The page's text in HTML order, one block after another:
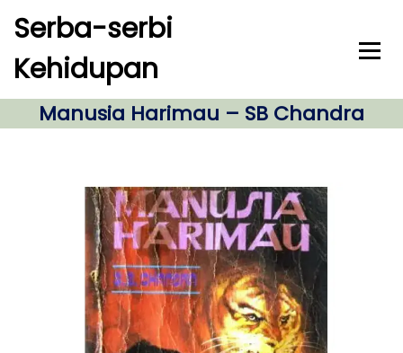
c
Serba-serbi
Kehidupan
Manusia Harimau – SB Chandra